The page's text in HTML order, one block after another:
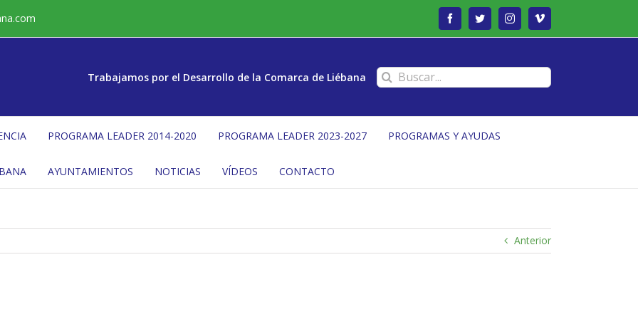
FacebookTwitterInstagramVimeo
Trabajamos por el Desarrollo de la Comarca de Liébana Buscar:
PROGRAMA LEADER 2014-2020 PROGRAMA LEADER 2023-2027 PROGRAMAS Y AYUDAS
AYUNTAMIENTOS NOTICIAS VÍDEOS CONTACTO
Anterior